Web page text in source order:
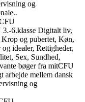
og
3.-6.klasse Digitalt liv,
og pubertet, Køn,
idealer, Rettigheder,
Sex, Sundhed,
bøger fra mitCFU
arbejde mellem dansk
og